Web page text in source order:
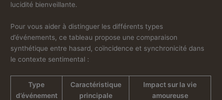
lucidité bienveillante.
Pour vous aider à distinguer les différents types
d’événements, ce tableau propose une comparaison
synthétique entre hasard, coïncidence et synchronicité dans
le contexte sentimental :
Type
d’événement
Caractéristique
principale
Impact sur la vie
amoureuse